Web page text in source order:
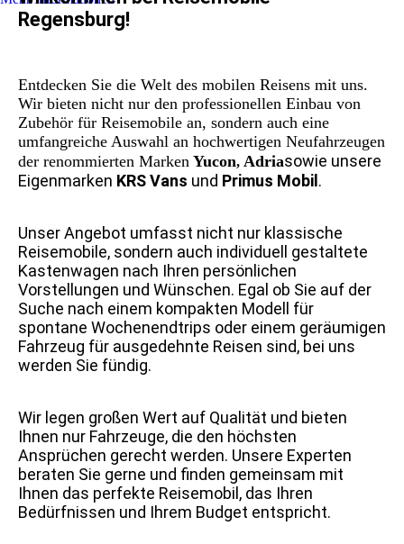
Regensburg!
Entdecken Sie die Welt des mobilen Reisens mit uns.
Wir bieten nicht nur den professionellen Einbau von
Zubehör für Reisemobile an, sondern auch eine
umfangreiche Auswahl an hochwertigen Neufahrzeugen
der renommierten Marken Yucon, Adriasowie unsere
Eigenmarken KRS Vans und Primus Mobil .
Unser Angebot umfasst nicht nur klassische
Reisemobile, sondern auch individuell gestaltete
Kastenwagen nach Ihren persönlichen
Vorstellungen und Wünschen. Egal ob Sie auf der
Suche nach einem kompakten Modell für
spontane Wochenendtrips oder einem geräumigen
Fahrzeug für ausgedehnte Reisen sind, bei uns
werden Sie fündig.
Wir legen großen Wert auf Qualität und bieten
Ihnen nur Fahrzeuge, die den höchsten
Ansprüchen gerecht werden. Unsere Experten
beraten Sie gerne und finden gemeinsam mit
Ihnen das perfekte Reisemobil, das Ihren
Bedürfnissen und Ihrem Budget entspricht.